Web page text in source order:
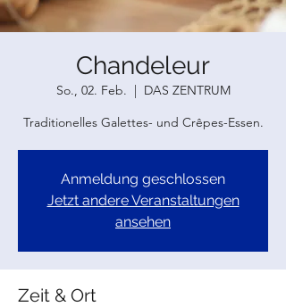
Chandeleur
So., 02. Feb.
  |
DAS ZENTRUM
Traditionelles Galettes- und Crêpes-Essen.
Anmeldung geschlossen
Jetzt andere Veranstaltungen
ansehen
Zeit & Ort